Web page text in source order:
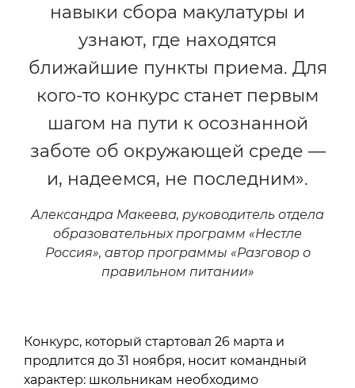
навыки сбора макулатуры и
узнают, где находятся
ближайшие пункты приема. Для
кого-то конкурс станет первым
шагом на пути к осознанной
заботе об окружающей среде —
и, надеемся, не последним».
Александра Макеева, руководитель отдела
образовательных программ «Нестле
Россия», автор программы «Разговор о
правильном питании»
Конкурс, который стартовал 26 марта и
продлится до 31 ноября, носит командный
характер: школьникам необходимо